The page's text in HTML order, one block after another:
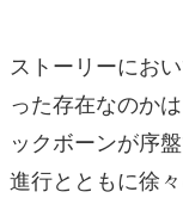
ストーリーにお
った存在なのか
ックボーンが序
進行とともに徐